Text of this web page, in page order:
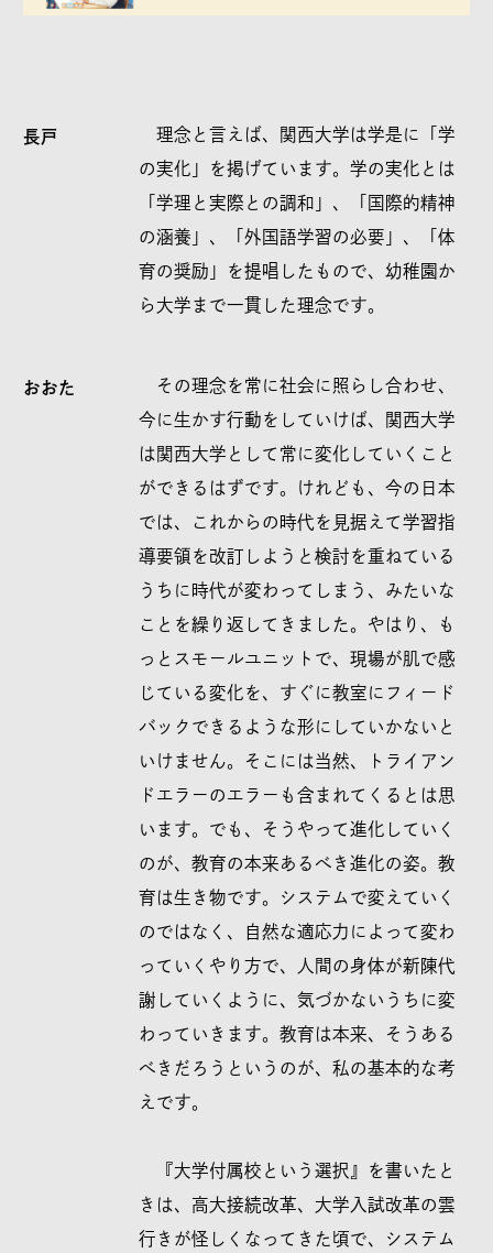
長戸
理念と言えば、関西大学は学是に「学
の実化」を掲げています。学の実化とは
「学理と実際との調和」、「国際的精神
の涵養」、「外国語学習の必要」、「体
育の奨励」を提唱したもので、幼稚園か
ら大学まで一貫した理念です。
おおた
その理念を常に社会に照らし合わせ、
今に生かす行動をしていけば、関西大学
は関西大学として常に変化していくこと
ができるはずです。けれども、今の日本
では、これからの時代を見据えて学習指
導要領を改訂しようと検討を重ねている
うちに時代が変わってしまう、みたいな
ことを繰り返してきました。やはり、も
っとスモールユニットで、現場が肌で感
じている変化を、すぐに教室にフィード
バックできるような形にしていかないと
いけません。そこには当然、トライアン
ドエラーのエラーも含まれてくるとは思
います。でも、そうやって進化していく
のが、教育の本来あるべき進化の姿。教
育は生き物です。システムで変えていく
のではなく、自然な適応力によって変わ
っていくやり方で、人間の身体が新陳代
謝していくように、気づかないうちに変
わっていきます。教育は本来、そうある
べきだろうというのが、私の基本的な考
えです。
『大学付属校という選択』を書いたと
きは、高大接続改革、大学入試改革の雲
行きが怪しくなってきた頃で、システム